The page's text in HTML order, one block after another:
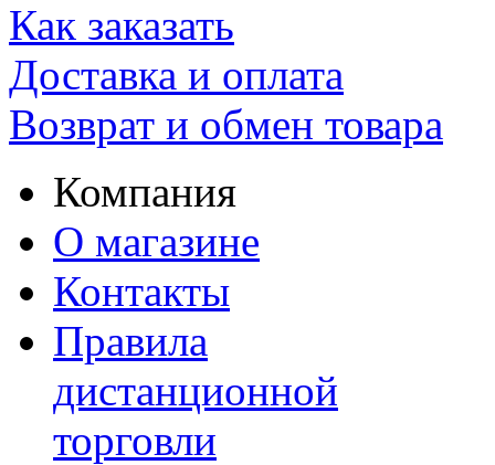
Как заказать
Доставка и оплата
Возврат и обмен товара
Компания
О магазине
Контакты
Правила
дистанционной
торговли